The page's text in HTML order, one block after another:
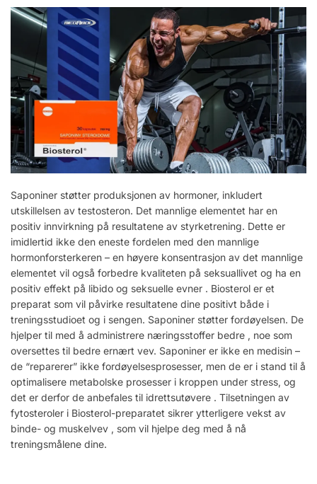
Saponiner støtter produksjonen av hormoner, inkludert
utskillelsen av testosteron. Det mannlige elementet har en
positiv innvirkning på resultatene av styrketrening. Dette er
imidlertid ikke den eneste fordelen med den mannlige
hormonforsterkeren – en høyere konsentrasjon av det mannlige
elementet vil også forbedre kvaliteten på seksuallivet og ha en
positiv effekt på libido og seksuelle evner . Biosterol er et
preparat som vil påvirke resultatene dine positivt både i
treningsstudioet og i sengen. Saponiner støtter fordøyelsen. De
hjelper til med å administrere næringsstoffer bedre , noe som
oversettes til bedre ernært vev. Saponiner er ikke en medisin –
de “reparerer” ikke fordøyelsesprosesser, men de er i stand til å
optimalisere metabolske prosesser i kroppen under stress, og
det er derfor de anbefales til idrettsutøvere . Tilsetningen av
fytosteroler i Biosterol-preparatet sikrer ytterligere vekst av
binde- og muskelvev , som vil hjelpe deg med å nå
treningsmålene dine.